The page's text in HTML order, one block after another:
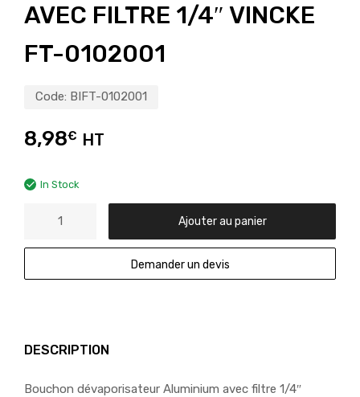
AVEC FILTRE 1/4″ VINCKE
FT-0102001
Code: BIFT-0102001
8,98€ HT
In Stock
Ajouter au panier
Demander un devis
DESCRIPTION
Bouchon dévaporisateur Aluminium avec filtre 1/4″